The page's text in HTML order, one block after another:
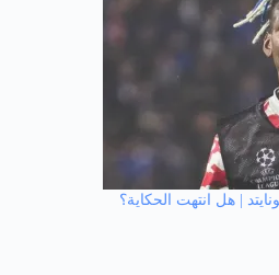
| هل انتهت الحكاية؟